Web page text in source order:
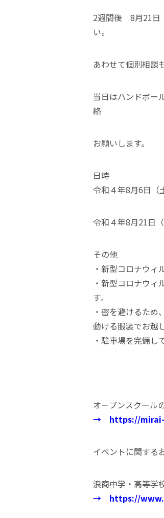
2週間後 8月21日
い。
あわせて個別相談
当日はハンドボー
絡
お願いします。
日時
令和４年8月6日（
令和４年8月21日
その他
・新型コロナウィ
・新型コロナウ
す。
・密を避けるた
動ける服装でお越
・駐車場を完備し
オープンスクール
→
https://
イベントに関する
浪商中学・高等
→ https://